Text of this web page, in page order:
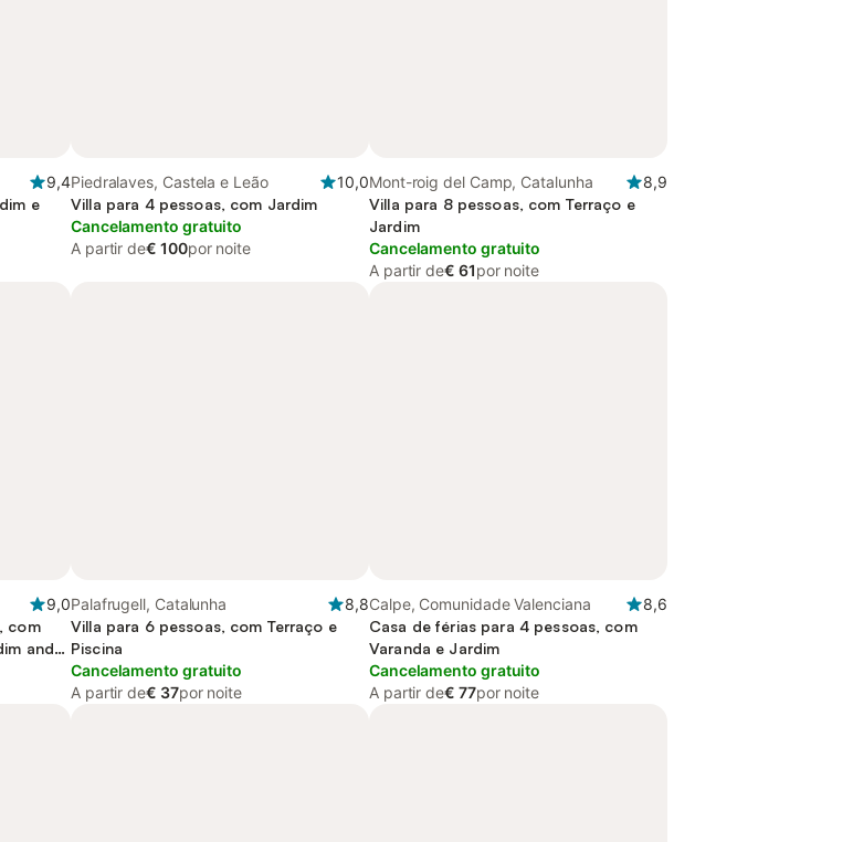
9,4
e
Piedralaves, Castela e Leão
10,0
Villa para 4 pessoas, com Jardim
Cancelamento gratuito
A partir de€ 100por noite
Mont-roig del Camp, Catalunha
8,9
Villa para 8 pessoas, com Terraço e
Jardim
Cancelamento gratuito
A partir de€ 61por noite
9,0
com
and
Palafrugell, Catalunha
8,8
Villa para 6 pessoas, com Terraço e
Piscina
Cancelamento gratuito
A partir de€ 37por noite
Calpe, Comunidade Valenciana
8,6
Casa de férias para 4 pessoas, com
Varanda e Jardim
Cancelamento gratuito
A partir de€ 77por noite